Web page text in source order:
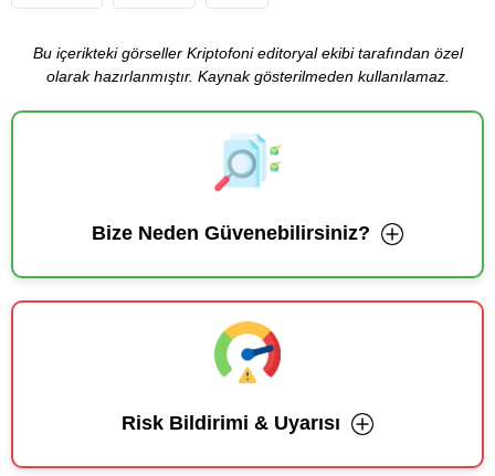
Bu içerikteki görseller Kriptofoni editoryal ekibi tarafından özel
olarak hazırlanmıştır. Kaynak gösterilmeden kullanılamaz.
Bize Neden Güvenebilirsiniz?
Risk Bildirimi & Uyarısı